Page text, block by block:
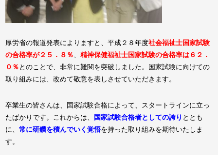
厚労省の報道発表によりますと、平成２８年度社会福祉士国家試験
の合格率が２５．８％、精神保健福祉士国家試験の合格率は６２．
０％とのことで、非常に難関を突破しました。国家試験に向けての
取り組みには、改めて敬意を表しさせていただきます。
卒業生の皆さんは、国家試験合格によって、スタートラインに立っ
たばかりです。これからは、
国家試験合格者としての誇り ととも
に、常に研鑽を積んでいく覚悟を持った取り組みを期待いたしま
す。